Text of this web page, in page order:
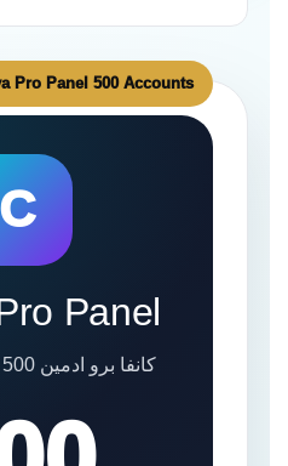
C
Panel
كانفا برو ادمين 500 دعوة للموزعين